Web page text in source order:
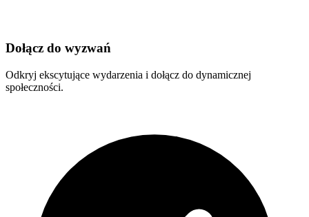
Dołącz do wyzwań
Odkryj ekscytujące wydarzenia i dołącz do dynamicznej
społeczności.